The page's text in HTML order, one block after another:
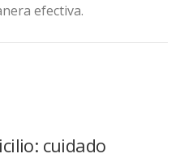
efectiva.
cuidado